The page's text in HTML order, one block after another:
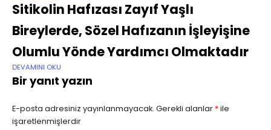
Sitikolin Hafızası Zayıf Yaşlı
Bireylerde, Sözel Hafızanın İşleyişine
Olumlu Yönde Yardımcı Olmaktadır
DEVAMINI OKU
Bir yanıt yazın
E-posta adresiniz yayınlanmayacak. Gerekli alanlar *ile
işaretlenmişlerdir